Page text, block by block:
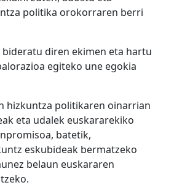
politika orokorraren berri
diren ekimen eta hartu
egiteko une egokia
hizkuntza politikaren oinarrian
eta udalek euskararekiko
batetik,
eskubideak bermatzeko
belaun euskararen